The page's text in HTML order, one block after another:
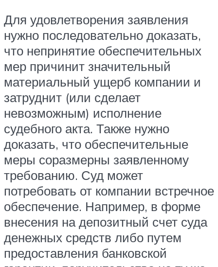
Для удовлетворения заявления
нужно последовательно доказать,
что непринятие обеспечительных
мер причинит значительный
материальный ущерб компании и
затруднит (или сделает
невозможным) исполнение
судебного акта. Также нужно
доказать, что обеспечительные
меры соразмерны заявленному
требованию. Суд может
потребовать от компании встречное
обеспечение. Например, в форме
внесения на депозитный счет суда
денежных средств либо путем
предоставления банковской